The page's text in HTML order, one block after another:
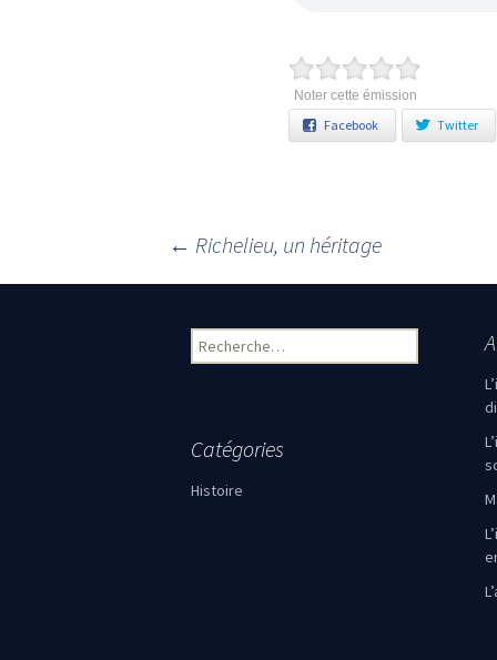
Noter cette émission
Facebook Twitter
Navigation des articles
← Richelieu, un héritage
Rechercher :
Catégories
Histoire